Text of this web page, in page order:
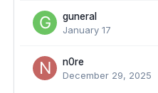
guneral
January 17
n0re
December 29, 2025